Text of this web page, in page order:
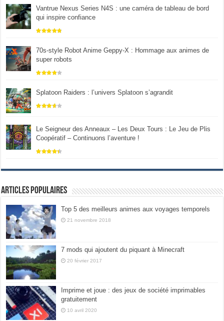
Vantrue Nexus Series N4S : une caméra de tableau de bord
qui inspire confiance
70s-style Robot Anime Geppy-X : Hommage aux animes de
super robots
Splatoon Raiders : l’univers Splatoon s’agrandit
Le Seigneur des Anneaux – Les Deux Tours : Le Jeu de Plis
Coopératif – Continuons l’aventure !
Articles populaires
Top 5 des meilleurs animes aux voyages temporels
21 novembre 2018
7 mods qui ajoutent du piquant à Minecraft
20 février 2017
Imprime et joue : des jeux de société imprimables
gratuitement
10 avril 2020